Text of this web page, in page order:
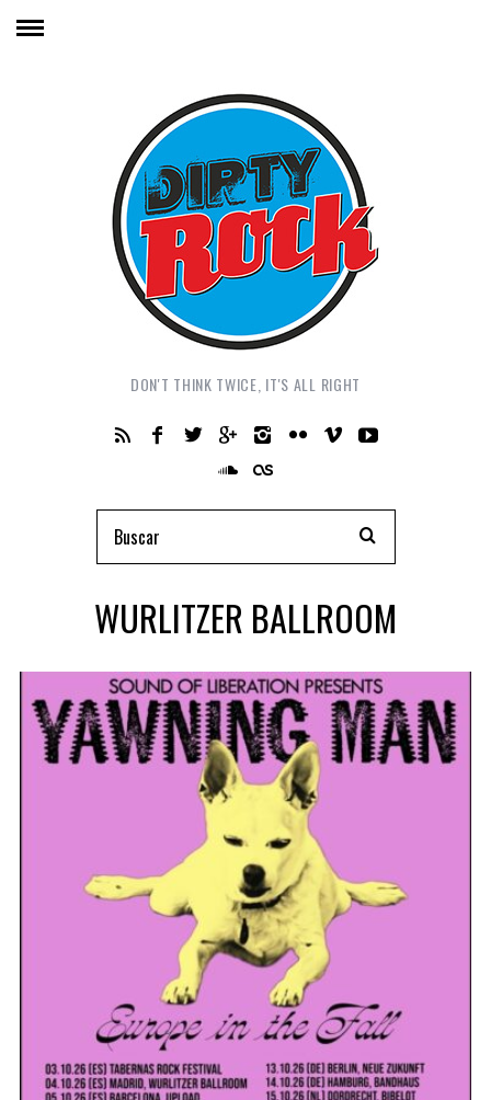
DON'T THINK TWICE, IT'S ALL RIGHT
WURLITZER BALLROOM